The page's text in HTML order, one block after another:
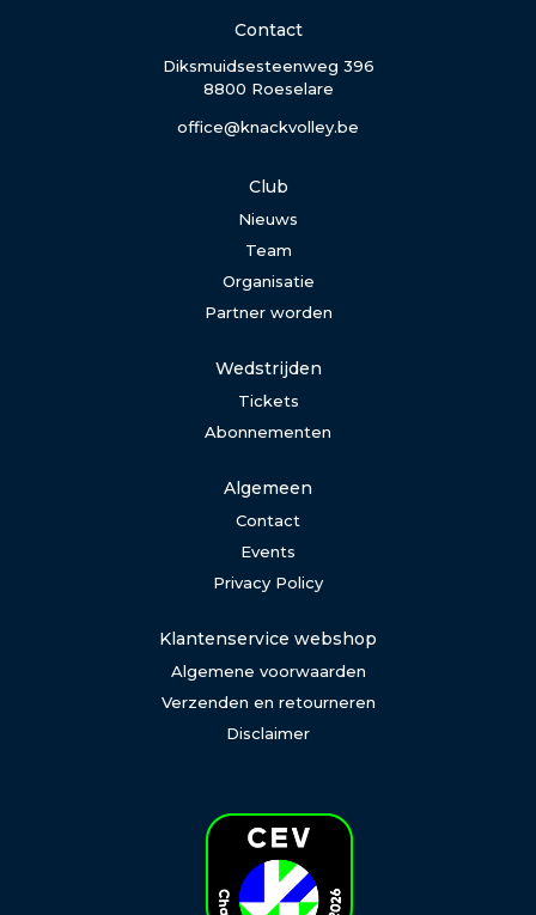
Contact
Diksmuidsesteenweg 396
8800 Roeselare
office@knackvolley.be
Club
Nieuws
Team
Organisatie
Partner worden
Wedstrijden
Tickets
Abonnementen
Algemeen
Contact
Events
Privacy Policy
Klantenservice webshop
Algemene voorwaarden
Verzenden en retourneren
Disclaimer